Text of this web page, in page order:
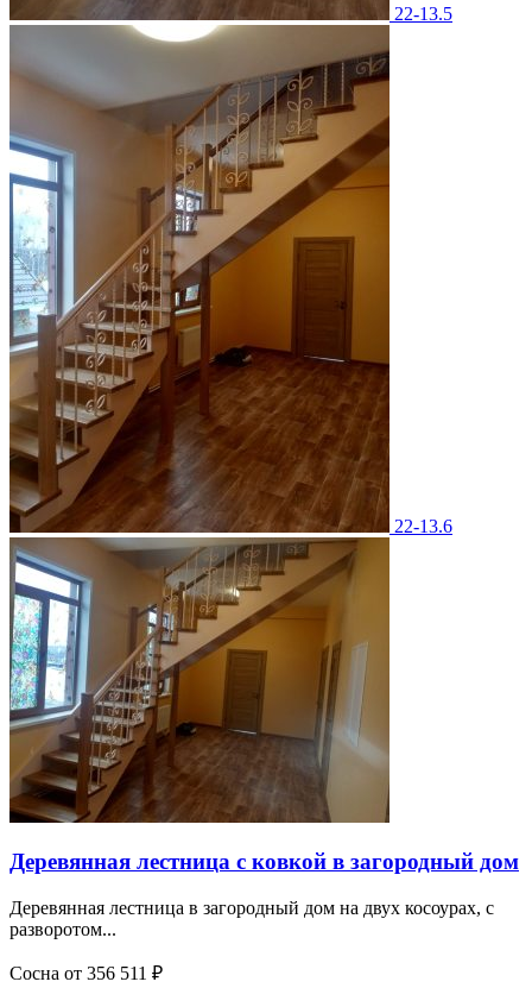
22-13.5
22-13.6
Деревянная лестница с ковкой в загородный дом
Деревянная лестница в загородный дом на двух косоурах, с
разворотом...
Сосна от 356 511 ₽